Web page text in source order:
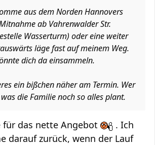
aus dem Norden Hannovers
ab Vahrenwalder Str.
Wasserturm) oder eine weiter
läge fast auf meinem Weg.
dich da einsammeln.
ein bißchen näher am Termin. Wer
die Familie noch so alles plant.
für das nette Angebot
. Ich
darauf zurück, wenn der Lauf